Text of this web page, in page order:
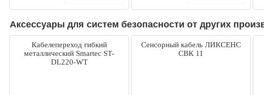
Аксессуары для систем безопасности от других
Кабелепереход гибкий
металлический Smartec ST-
DL220-WT
Сенсорный кабель ЛИКСЕНС
СВК 11